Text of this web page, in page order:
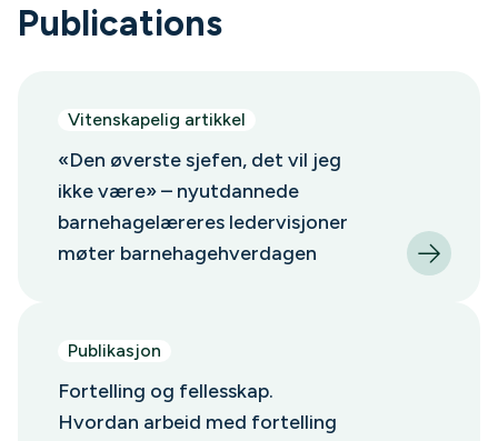
Publications
Vitenskapelig artikkel
«Den øverste sjefen, det vil jeg
ikke være» – nyutdannede
barnehagelæreres ledervisjoner
møter barnehagehverdagen
Publikasjon
Fortelling og fellesskap.
Hvordan arbeid med fortelling